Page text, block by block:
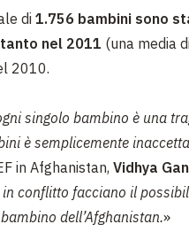
di 1.756 bambini sono
nel 2011 (una media di
2010.
singolo bambino è una
è semplicemente
in Afghanistan, Vidhya
conflitto facciano il
dell’Afghanistan.»